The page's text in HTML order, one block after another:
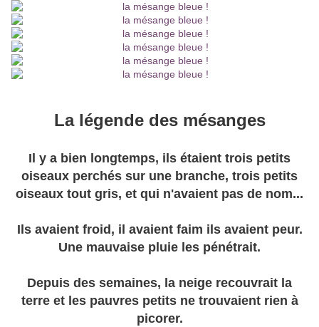
La légende des mésanges
Il y a bien longtemps, ils étaient trois petits
oiseaux perchés sur une branche, trois petits
oiseaux tout gris, et qui n'avaient pas de nom...
Ils avaient froid, il avaient faim ils avaient peur.
Une mauvaise pluie les pénétrait.
Depuis des semaines, la neige recouvrait la
terre et les pauvres petits ne trouvaient rien à
picorer.